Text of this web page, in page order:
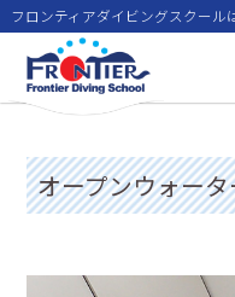
フロンティアダイビングスクール
オープンウォー